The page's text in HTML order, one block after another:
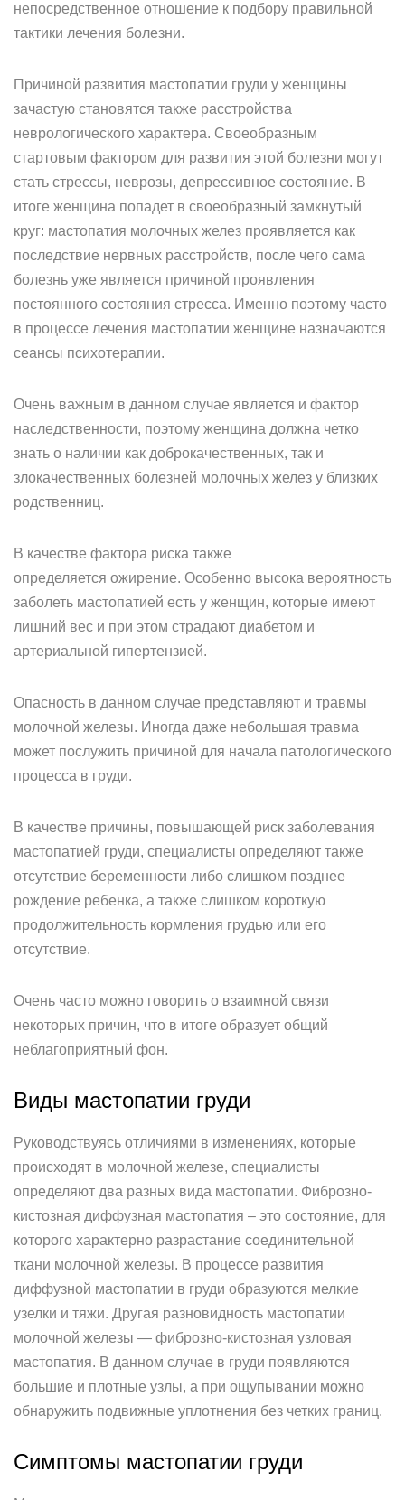
непосредственное отношение к подбору правильной
тактики лечения болезни.
Причиной развития мастопатии груди у женщины
зачастую становятся также расстройства
неврологического характера. Своеобразным
стартовым фактором для развития этой болезни могут
стать стрессы, неврозы, депрессивное состояние. В
итоге женщина попадет в своеобразный замкнутый
круг: мастопатия молочных желез проявляется как
последствие нервных расстройств, после чего сама
болезнь уже является причиной проявления
постоянного состояния стресса. Именно поэтому часто
в процессе лечения мастопатии женщине назначаются
сеансы психотерапии.
Очень важным в данном случае является и фактор
наследственности, поэтому женщина должна четко
знать о наличии как доброкачественных, так и
злокачественных болезней молочных желез у близких
родственниц.
В качестве фактора риска также
определяется ожирение. Особенно высока вероятность
заболеть мастопатией есть у женщин, которые имеют
лишний вес и при этом страдают диабетом и
артериальной гипертензией.
Опасность в данном случае представляют и травмы
молочной железы. Иногда даже небольшая травма
может послужить причиной для начала патологического
процесса в груди.
В качестве причины, повышающей риск заболевания
мастопатией груди, специалисты определяют также
отсутствие беременности либо слишком позднее
рождение ребенка, а также слишком короткую
продолжительность кормления грудью или его
отсутствие.
Очень часто можно говорить о взаимной связи
некоторых причин, что в итоге образует общий
неблагоприятный фон.
Виды мастопатии груди
Руководствуясь отличиями в изменениях, которые
происходят в молочной железе, специалисты
определяют два разных вида мастопатии. Фиброзно-
кистозная диффузная мастопатия – это состояние, для
которого характерно разрастание соединительной
ткани молочной железы. В процессе развития
диффузной мастопатии в груди образуются мелкие
узелки и тяжи. Другая разновидность мастопатии
молочной железы — фиброзно-кистозная узловая
мастопатия. В данном случае в груди появляются
большие и плотные узлы, а при ощупывании можно
обнаружить подвижные уплотнения без четких границ.
Симптомы мастопатии груди